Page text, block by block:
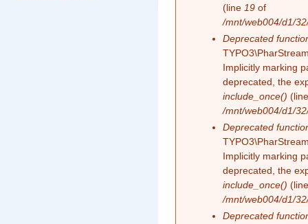
(line 19 of
/mnt/web004/d1/
Deprecated
Implicitly marking
deprecated, the
include_once()
/mnt/web004/d1/
Deprecated
Implicitly marking
deprecated, the
include_once()
/mnt/web004/d1/
Deprecated